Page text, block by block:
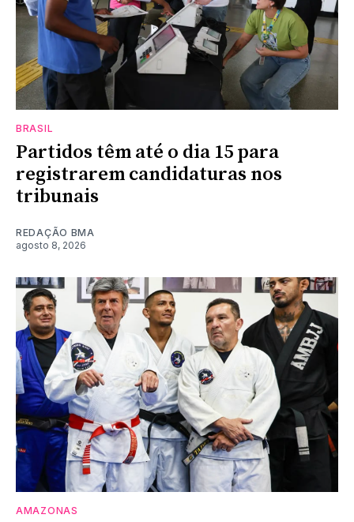
BRASIL
Partidos têm até o dia 15 para
registrarem candidaturas nos
tribunais
REDAÇÃO BMA
agosto 8, 2026
AMAZONAS